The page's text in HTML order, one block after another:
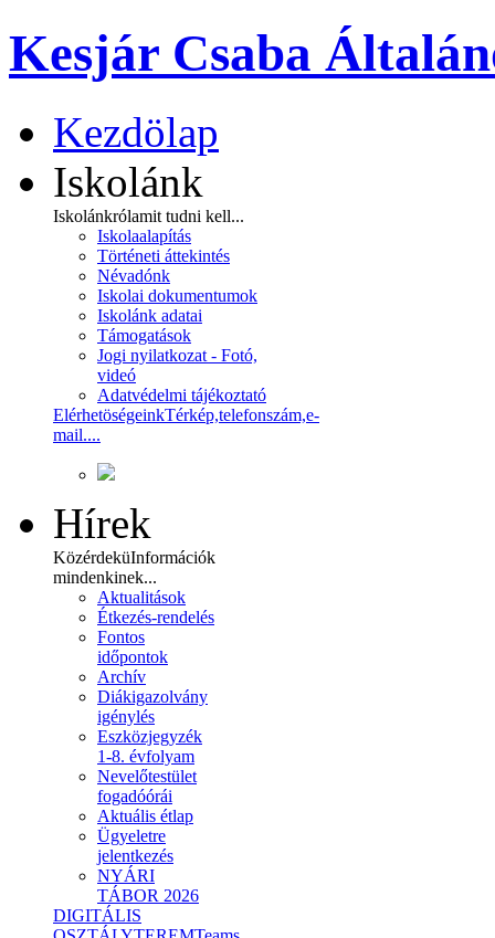
Kesjár Csaba
Kezdölap
Iskolánk
Iskolánkrólamit tudni kell...
Iskolaalapítás
Történeti áttekintés
Névadónk
Iskolai dokumentumok
Iskolánk adatai
Támogatások
Jogi nyilatkozat - Fotó,
videó
Adatvédelmi tájékoztató
ElérhetöségeinkTérkép,telefonszám,e-
mail....
Hírek
KözérdeküInformációk
mindenkinek...
Aktualitások
Étkezés-rendelés
Fontos
időpontok
Archív
Diákigazolvány
igénylés
Eszközjegyzék
1-8. évfolyam
Nevelőtestület
fogadóórái
Aktuális étlap
Ügyeletre
jelentkezés
NYÁRI
TÁBOR 2026
DIGITÁLIS